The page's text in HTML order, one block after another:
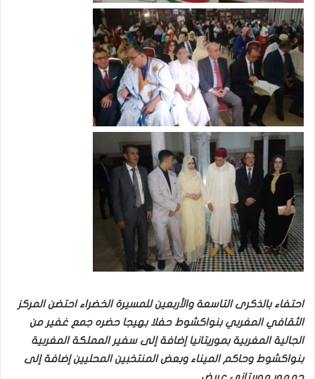
احتفاء بالذكرى التاسعة والأربعين للمسيرة الخضراء احتضن المركز
الثقافي المغربي بنواكشوط حفلا بهيجا حضره جمع غفير من
الجالية المغربية بموريتانيا إضافة إلى سفير المملكة المغربية
بنواكشوط وحاكم الميناء وبعض المنتخبين المحليين إضافة إلى